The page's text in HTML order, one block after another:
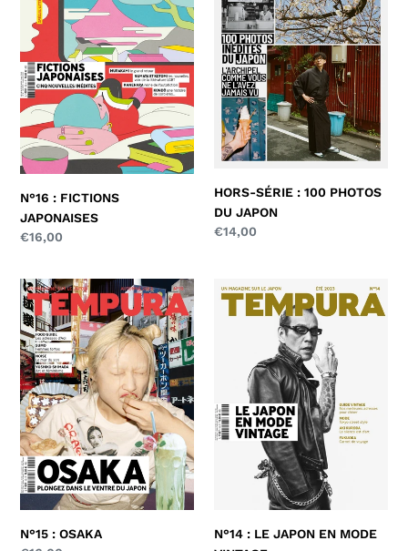
JAPONAISES
N°16 : FICTIONS
JAPONAISES
Prix
€16,00
100
PHOTOS
DU
JAPON
HORS-SÉRIE : 100 PHOTOS
DU JAPON
Prix
€14,00
N°15
OSAKA
N°15 : OSAKA
N°14
MODE
VINTAGE
N°14 : LE JAPON EN MODE